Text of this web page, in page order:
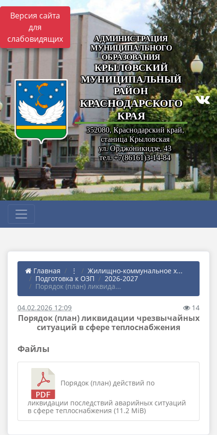
Версия сайта
для
слабовидящих
АДМИНИСТРАЦИЯ
МУНИЦИПАЛЬНОГО
ОБРАЗОВАНИЯ
КРЫЛОВСКИЙ
МУНИЦИПАЛЬНЫЙ
РАЙОН
КРАСНОДАРСКОГО
КРАЯ
352080, Краснодарский край,
станица Крыловская
ул. Орджоникидзе, 43
тел. +7(86161)3-14-84
Главная ⋮
Жилищно-коммунальное х...
Подготовка к ОЗП
2026-2027
Порядок (план) ликвида...
04.02.2026 12:09 14
Порядок (план) ликвидации чрезвычайных
ситуаций в сфере теплоснабжения
Файлы
Порядок (план) действий по
ликвидации последствий аварийных ситуаций
в сфере теплоснабжения (11.2 MiB)